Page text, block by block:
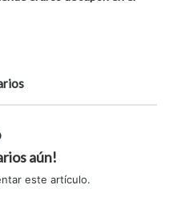
aún!
este artículo.